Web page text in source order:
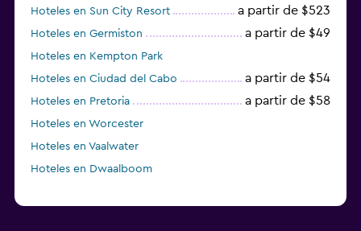
Hoteles en Sun City Resort a partir de $523
Hoteles en Germiston a partir de $49
Hoteles en Kempton Park
Hoteles en Ciudad del Cabo
a partir de $54
Hoteles en Pretoria a partir de $58
Hoteles en Worcester
Hoteles en Vaalwater
Hoteles en Dwaalboom